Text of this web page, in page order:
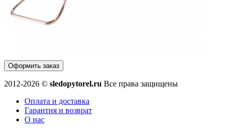
Оформить заказ
2012-2026 © sledopytorel.ru Все права защищены
Оплата и доставка
Гарантия и возврат
О нас